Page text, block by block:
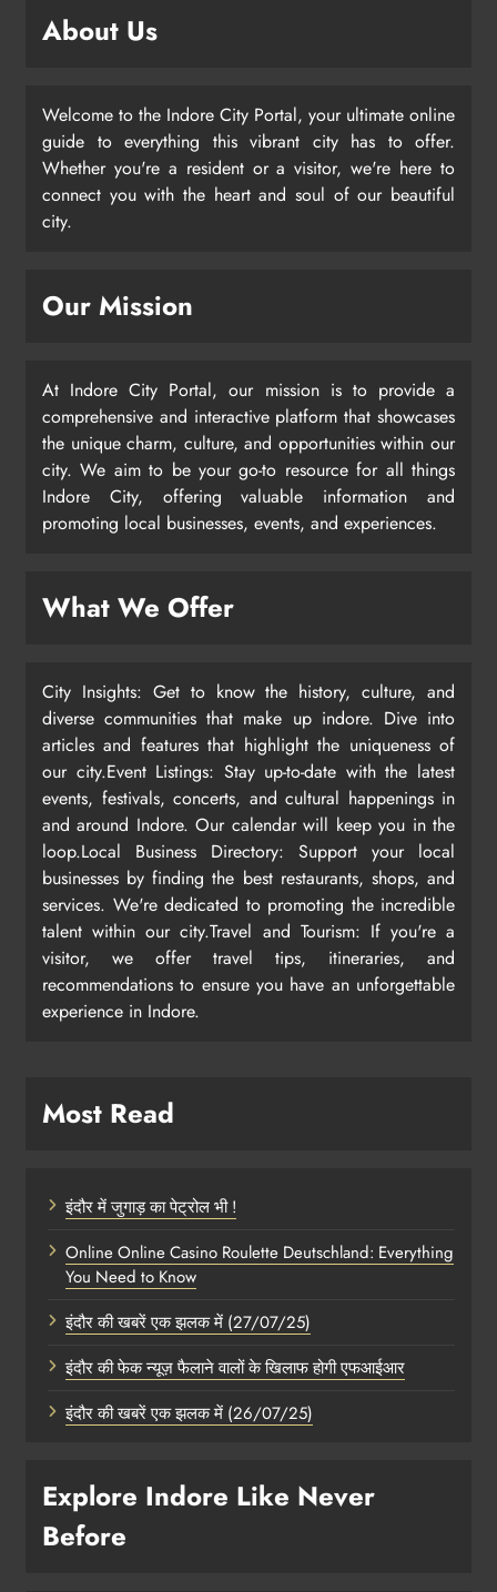
About Us
Welcome to the Indore City Portal, your ultimate online
guide to everything this vibrant city has to offer.
Whether you're a resident or a visitor, we're here to
connect you with the heart and soul of our beautiful
city.
Our Mission
At Indore City Portal, our mission is to provide a
comprehensive and interactive platform that showcases
the unique charm, culture, and opportunities within our
city. We aim to be your go-to resource for all things
Indore City, offering valuable information and
promoting local businesses, events, and experiences.
What We Offer
City Insights: Get to know the history, culture, and
diverse communities that make up indore. Dive into
articles and features that highlight the uniqueness of
our city.Event Listings: Stay up-to-date with the latest
events, festivals, concerts, and cultural happenings in
and around Indore. Our calendar will keep you in the
loop.Local Business Directory: Support your local
businesses by finding the best restaurants, shops, and
services. We're dedicated to promoting the incredible
talent within our city.Travel and Tourism: If you're a
visitor, we offer travel tips, itineraries, and
recommendations to ensure you have an unforgettable
experience in Indore.
Most Read
इंदौर में जुगाड़ का पेट्रोल भी !
Online Online Casino Roulette Deutschland: Everything
You Need to Know
इंदौर की खबरें एक झलक में (27/07/25)
इंदौर की फेक न्यूज़ फैलाने वालों के खिलाफ होगी एफआईआर
इंदौर की खबरें एक झलक में (26/07/25)
Explore Indore Like Never
Before